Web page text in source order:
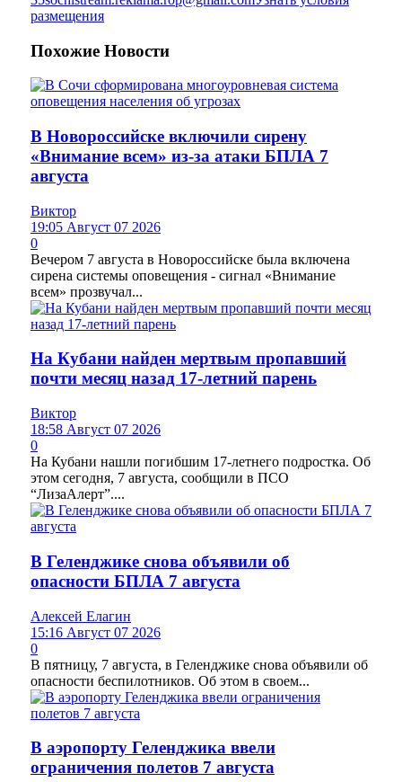
размещения
Похожие Новости
В Новороссийске включили сирену
«Внимание всем» из-за атаки БПЛА 7
августа
Виктор
19:05 Август 07 2026
0
Вечером 7 августа в Новороссийске была включена
сирена системы оповещения - сигнал «Внимание
всем» прозвучал...
На Кубани найден мертвым пропавший
почти месяц назад 17-летний парень
Виктор
18:58 Август 07 2026
0
На Кубани нашли погибшим 17-летнего подростка. Об
этом сегодня, 7 августа, сообщили в ПСО
“ЛизаАлерт”....
В Геленджике снова объявили об
опасности БПЛА 7 августа
Алексей Елагин
15:16 Август 07 2026
0
В пятницу, 7 августа, в Геленджике снова объявили об
опасности беспилотников. Об этом в своем...
В аэропорту Геленджика ввели
ограничения полетов 7 августа